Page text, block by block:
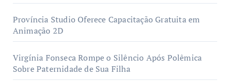
Província Studio Oferece Capacitação Gratuita em
Animação 2D
Virgínia Fonseca Rompe o Silêncio Após Polêmica
Sobre Paternidade de Sua Filha